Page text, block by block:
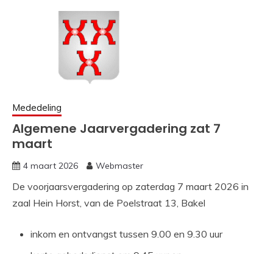
Mededeling
Algemene Jaarvergadering zat 7
maart
4 maart 2026 Webmaster
De voorjaarsvergadering op zaterdag 7 maart 2026 in
zaal Hein Horst, van de Poelstraat 13, Bakel
inkom en ontvangst tussen 9.00 en 9.30 uur